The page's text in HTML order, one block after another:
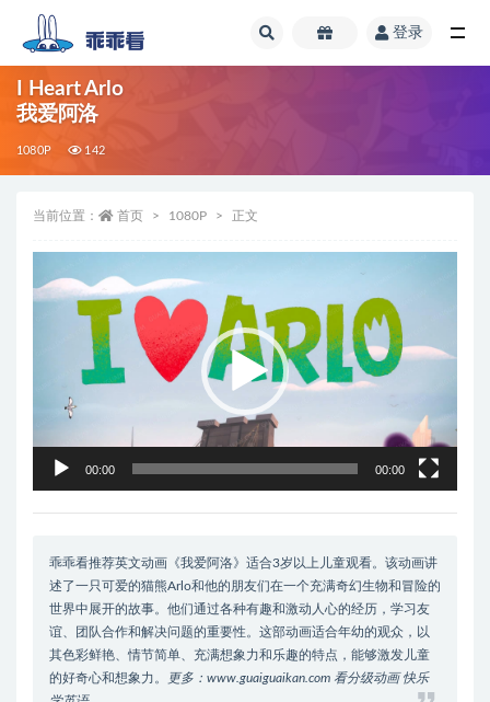
登录
I Heart Arlo
我爱阿洛
1080P 142
当前位置： 首页 1080P 正文
频
00:00 00:00
乖乖看推荐英文动画《我爱阿洛》适合3岁以上儿童观看。该动画讲
述了一只可爱的猫熊Arlo和他的朋友们在一个充满奇幻生物和冒险的
世界中展开的故事。他们通过各种有趣和激动人心的经历，学习友
谊、团队合作和解决问题的重要性。这部动画适合年幼的观众，以
其色彩鲜艳、情节简单、充满想象力和乐趣的特点，能够激发儿童
的好奇心和想象力。
更多：www.guaiguaikan.com 看分级动画 快乐